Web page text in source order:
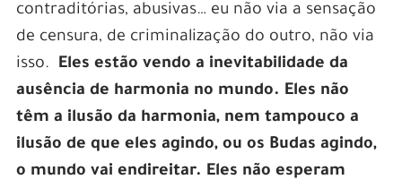
contraditórias, abusivas… eu não via a sensação
de censura, de criminalização do outro, não via
isso. Eles estão vendo a inevitabilidade da
ausência de harmonia no mundo. Eles não
têm a ilusão da harmonia, nem tampouco a
ilusão de que eles agindo, ou os Budas agindo,
o mundo vai endireitar. Eles não esperam